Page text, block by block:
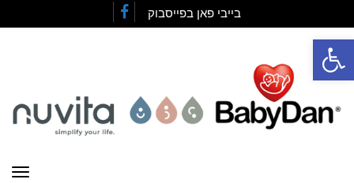
פתח סרגל נגישות
בייבי פאן בפייסבוק
Facebook